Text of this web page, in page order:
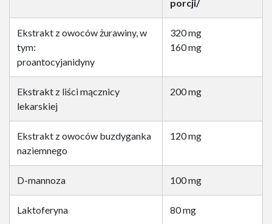
porcji/
Ekstrakt z owoców żurawiny, w
tym:
proantocyjanidyny
320 mg
160 mg
Ekstrakt z liści mącznicy
lekarskiej
200 mg
Ekstrakt z owoców buzdyganka
naziemnego
120 mg
D-mannoza 100 mg
Laktoferyna 80 mg